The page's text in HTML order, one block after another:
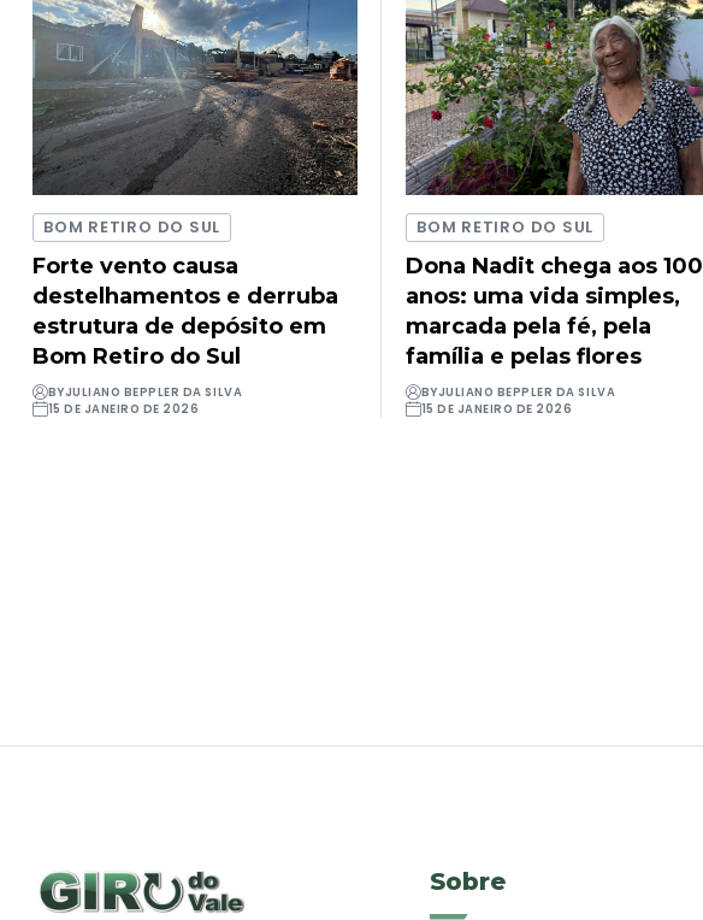
BOM RETIRO DO SUL
Forte vento causa
destelhamentos e derruba
estrutura de depósito em
Bom Retiro do Sul
BYJULIANO BEPPLER DA SILVA
15 DE JANEIRO DE 2026
BOM RETIRO DO SUL
Dona Nadit chega aos 100
anos: uma vida simples,
marcada pela fé, pela
família e pelas flores
BYJULIANO BEPPLER DA SILVA
15 DE JANEIRO DE 2026
Sobre